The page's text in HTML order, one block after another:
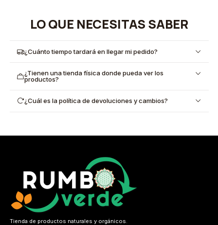
LO QUE NECESITAS SABER
¿Cuánto tiempo tardará en llegar mi pedido?
¿Tienen una tienda física donde pueda ver los
productos?
¿Cuál es la política de devoluciones y cambios?
Tienda de productos naturales y orgánicos.